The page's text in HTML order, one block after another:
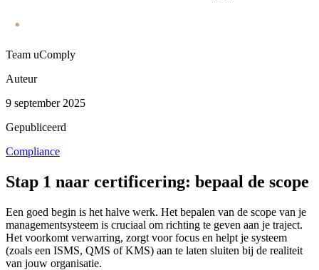
Team uComply
Auteur
9 september 2025
Gepubliceerd
Compliance
Stap 1 naar certificering: bepaal de scope
Een goed begin is het halve werk. Het bepalen van de scope van je
managementsysteem is cruciaal om richting te geven aan je traject.
Het voorkomt verwarring, zorgt voor focus en helpt je systeem
(zoals een ISMS, QMS of KMS) aan te laten sluiten bij de realiteit
van jouw organisatie.